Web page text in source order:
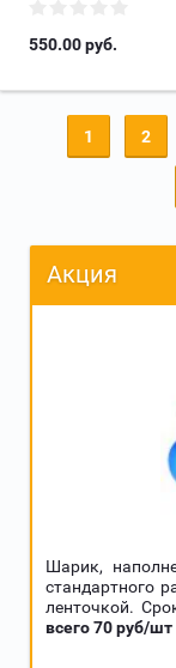
550.00руб.
1 2
Акция
Шарик,
стандартного
ленточкой.
всего 70 руб/шт